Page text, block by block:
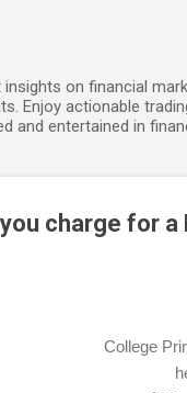
on financial
Enjoy actionable
and entertained in
charge for
College